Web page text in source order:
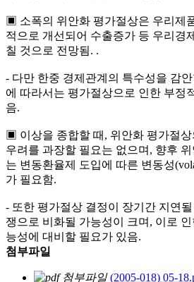
▣ 소폭의 위안화 평가절상은 우리제
적으로 개선되어 수출증가 등 우리경
칠 것으로 전망됨. .
- 다만 한중 경제관계의 특수성을 감
에 따라서는 평가절상으로 인한 부정
음.
▣ 이상을 종합할 때, 위안화 평가절
우려를 과장할 필요는 없으며, 향후
는 변동환율제 도입에 따른 변동성
가 필요함.
- 또한 평가절상 결정이 장기간 지연
쟁으로 비화될 가능성이 크며, 이로
능성에 대비할 필요가 있음.
첨부파일
(2005-018) 05-